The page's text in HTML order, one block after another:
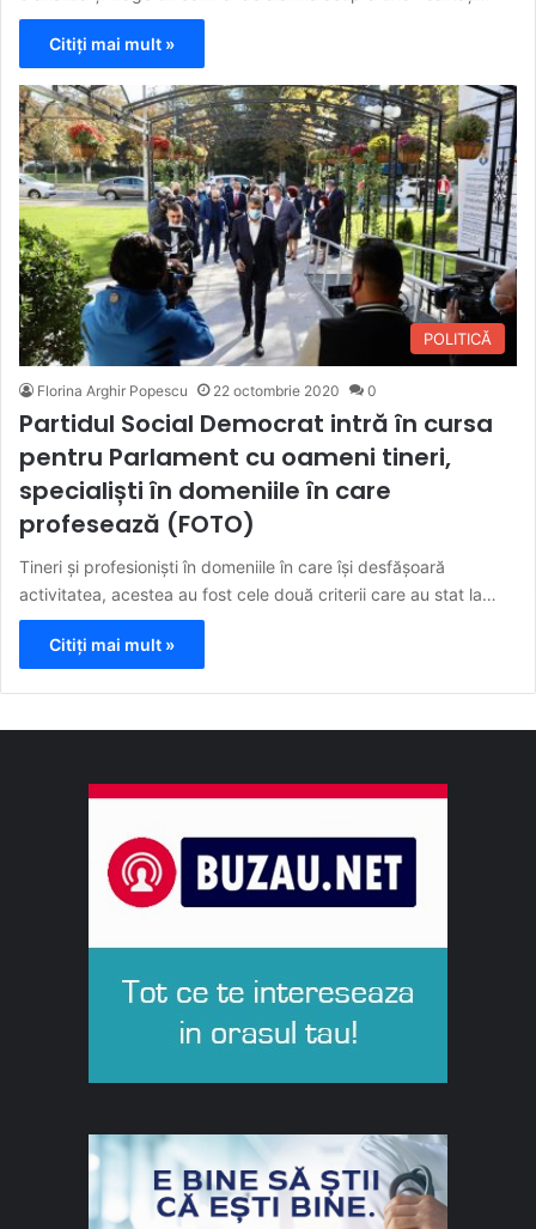
Citiți mai mult »
POLITICĂ
Florina Arghir Popescu 22 octombrie 2020 0
Partidul Social Democrat intră în cursa
pentru Parlament cu oameni tineri,
specialiști în domeniile în care
profesează (FOTO)
Tineri și profesioniști în domeniile în care își desfășoară
activitatea, acestea au fost cele două criterii care au stat la…
Citiți mai mult »